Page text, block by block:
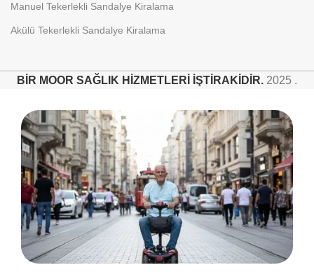
Manuel Tekerlekli Sandalye Kiralama
Akülü Tekerlekli Sandalye Kiralama
BİR MOOR SAĞLIK HİZMETLERİ İŞTİRAKİDİR. 2025 .